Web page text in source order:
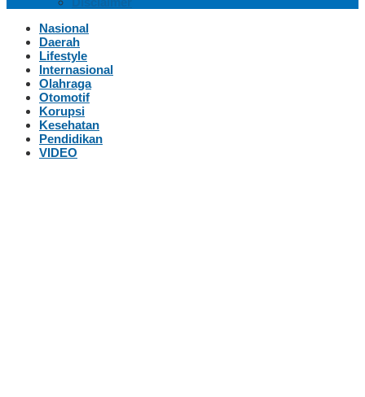
Nasional
Daerah
Lifestyle
Internasional
Olahraga
Otomotif
Korupsi
Kesehatan
Pendidikan
VIDEO